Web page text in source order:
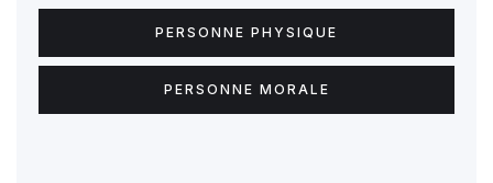
PERSONNE PHYSIQUE
PERSONNE MORALE